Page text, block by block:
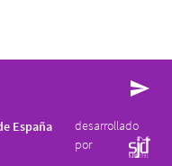
send
España
desarrollado
por